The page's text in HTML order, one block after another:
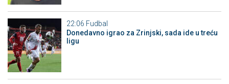
22:06 Fudbal
Donedavno igrao za Zrinjski, sada ide u treću
ligu